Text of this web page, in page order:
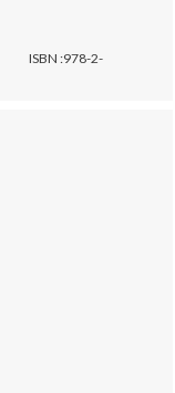
ISBN :978-2-